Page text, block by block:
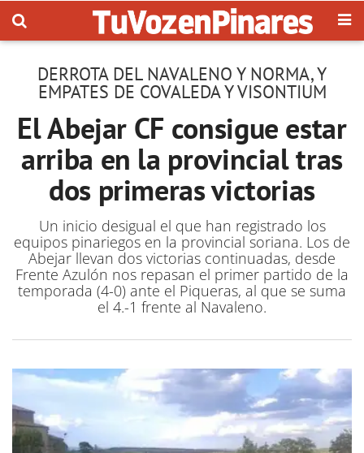
DERROTA DEL NAVALENO Y NORMA, Y
EMPATES DE COVALEDA Y VISONTIUM
El Abejar CF consigue estar
arriba en la provincial tras
dos primeras victorias
Un inicio desigual el que han registrado los
equipos pinariegos en la provincial soriana. Los de
Abejar llevan dos victorias continuadas, desde
Frente Azulón nos repasan el primer partido de la
temporada (4-0) ante el Piqueras, al que se suma
el 4.-1 frente al Navaleno.